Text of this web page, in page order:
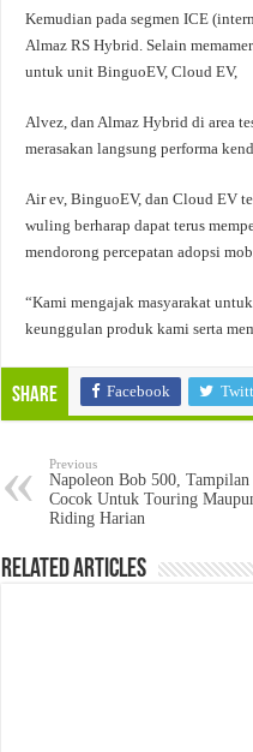
Kemudian pada segmen ICE
Almaz RS Hybrid. Selain
untuk unit BinguoEV, Cloud EV,
Alvez, dan Almaz Hybrid di area
merasakan langsung performa
Air ev, BinguoEV, dan Cloud EV
wuling berharap dapat terus
mendorong percepatan adopsi
“Kami mengajak masyarakat
keunggulan produk kami serta
Share Facebook
Previous
Napoleon Bob 500, Tampilan
Cocok Untuk Touring
Riding Harian
Related Articles